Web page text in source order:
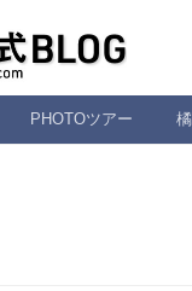
PHOTOツアー